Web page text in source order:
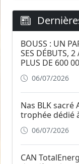
BOUSS : UN
SES DÉBUTS,
PLUS DE 600
06/07/2026
Nas BLK sacré
trophée dédié
06/07/2026
CAN